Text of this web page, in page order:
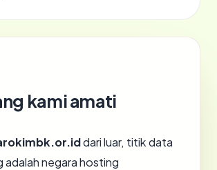
kami amati
dari luar, titik data
adalah negara hosting